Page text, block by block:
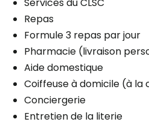
Services du CLSC
Repas
Formule 3 repas par jour
Pharmacie (livraison
Aide domestique
Coiffeuse à domicile (à la
Conciergerie
Entretien de la literie